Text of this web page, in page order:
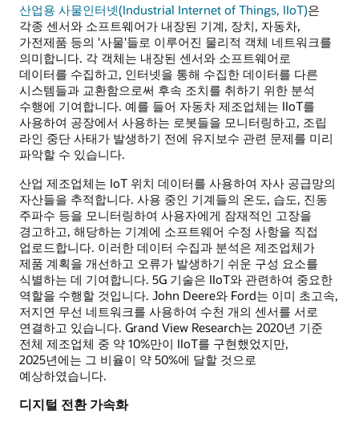
산업용 사물인터넷(Industrial Internet of Things, IIoT)은
각종 센서와 소프트웨어가 내장된 기계, 장치, 자동차,
가전제품 등의 '사물'들로 이루어진 물리적 객체 네트워크를
의미합니다. 각 객체는 내장된 센서와 소프트웨어로
데이터를 수집하고, 인터넷을 통해 수집한 데이터를 다른
시스템들과 교환함으로써 후속 조치를 취하기 위한 분석
수행에 기여합니다. 예를 들어 자동차 제조업체는 IIoT를
사용하여 공장에서 사용하는 로봇들을 모니터링하고, 조립
라인 중단 사태가 발생하기 전에 유지보수 관련 문제를 미리
파악할 수 있습니다.
산업 제조업체는 IoT 위치 데이터를 사용하여 자사 공급망의
자산들을 추적합니다. 사용 중인 기계들의 온도, 습도, 진동
주파수 등을 모니터링하여 사용자에게 잠재적인 고장을
경고하고, 해당하는 기계에 소프트웨어 수정 사항을 직접
업로드합니다. 이러한 데이터 수집과 분석은 제조업체가
제품 계획을 개선하고 오류가 발생하기 쉬운 구성 요소를
식별하는 데 기여합니다. 5G 기술은 IIoT와 관련하여 중요한
역할을 수행할 것입니다. John Deere와 Ford는 이미 초고속,
저지연 무선 네트워크를 사용하여 수천 개의 센서를 서로
연결하고 있습니다. Grand View Research는 2020년 기준
전체 제조업체 중 약 10%만이 IIoT를 구현했었지만,
2025년에는 그 비율이 약 50%에 달할 것으로
예상하였습니다.
디지털 전환 가속화